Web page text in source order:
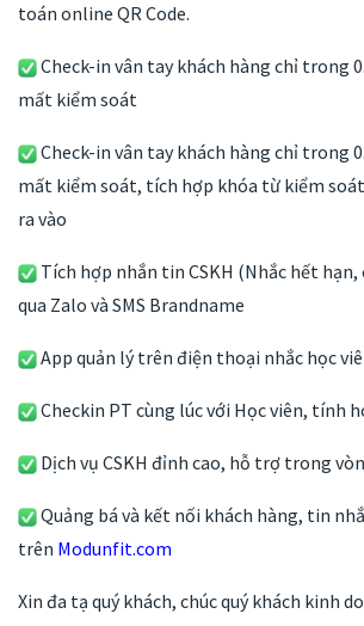
toán online QR Code.
Check-in vân tay khách hàng chỉ trong
mất kiểm soát
Check-in vân tay khách hàng chỉ trong
mất kiểm soát, tích hợp khóa từ kiểm
ra vào
Tích hợp nhắn tin CSKH (Nhắc hết
qua Zalo và SMS Brandname
App quản lý trên điện thoại nhắc học
Checkin PT cùng lúc với Học viên, tính
Dịch vụ CSKH đỉnh cao, hỗ trợ trong
Quảng bá và kết nối khách hàng, tin
trên Modunfit.com
Xin đa tạ quý khách, chúc quý khách kinh